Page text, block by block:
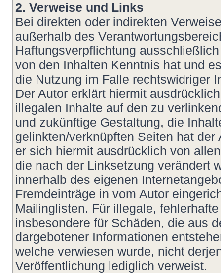
2. Verweise und Links
Bei direkten oder indirekten
außerhalb des
Haftungsverpflichtung
von den Inhalten Kenntnis hat und
die Nutzung im Falle rechtswidriger
Der Autor erklärt hiermit
illegalen Inhalte auf den zu
und zukünftige Gestaltung, die
gelinkten/verknüpften Seiten hat
er sich hiermit ausdrücklich von
die nach der Linksetzung verändert
innerhalb des eigenen
Fremdeinträge in vom Autor
Mailinglisten. Für illegale,
insbesondere für Schäden, die aus
dargebotener Informationen
welche verwiesen wurde, nicht
Veröffentlichung lediglich verweist.